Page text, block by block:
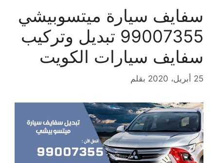
سفايف سيارة ميتسوبيشي
99007355 تبديل وتركيب
سفايف سيارات الكويت
25 أبريل، 2020 بقلم